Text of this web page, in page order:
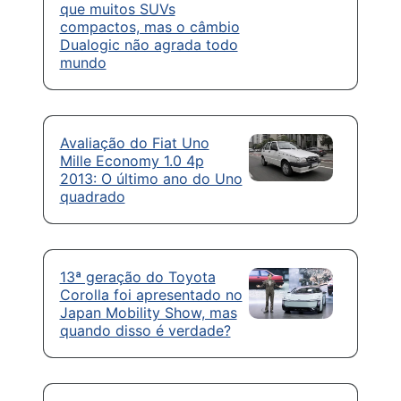
que muitos SUVs
compactos, mas o câmbio
Dualogic não agrada todo
mundo
Avaliação do Fiat Uno
Mille Economy 1.0 4p
2013: O último ano do Uno
quadrado
13ª geração do Toyota
Corolla foi apresentado no
Japan Mobility Show, mas
quando disso é verdade?